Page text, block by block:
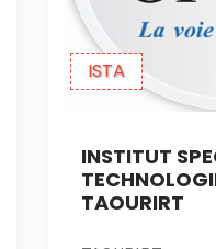
ISTA
INSTITUT
TAOURIRT